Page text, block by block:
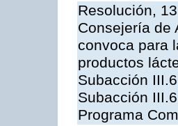
Resolución,
Consejería de
convoca para
productos
Subacción
Subacción
Programa